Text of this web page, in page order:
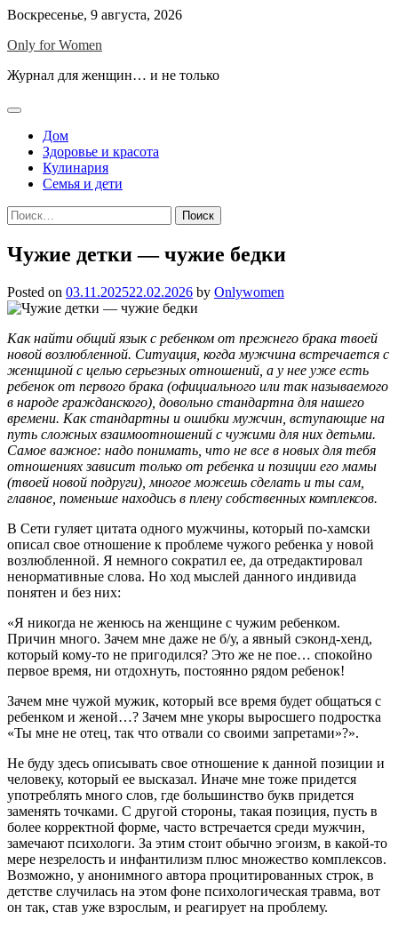
Skip
content
Воскресенье, 9 августа, 2026
Only for Women
Журнал для женщин… и не только
Дом
Здоровье и красота
Кулинария
Семья и дети
Найти:
Чужие детки — чужие бедки
Posted on 03.11.202522.02.2026 by Onlywomen
Как найти общий язык с ребенком от прежнего брака твоей
новой возлюбленной. Ситуация, когда мужчина встречается с
женщиной с целью серьезных отношений, а у нее уже есть
ребенок от первого брака (официального или так называемого
в народе гражданского), довольно стандартна для нашего
времени. Как стандартны и ошибки мужчин, вступающие на
путь сложных взаимоотношений с чужими для них детьми.
Самое важное: надо понимать, что не все в новых для тебя
отношениях зависит только от ребенка и позиции его мамы
(твоей новой подруги), многое можешь сделать и ты сам,
главное, поменьше находись в плену собственных комплексов.
В Сети гуляет цитата одного мужчины, который по-хамски
описал свое отношение к проблеме чужого ребенка у новой
возлюбленной. Я немного сократил ее, да отредактировал
ненормативные слова. Но ход мыслей данного индивида
понятен и без них:
«Я никогда не женюсь на женщине с чужим ребенком.
Причин много. Зачем мне даже не б/у, а явный сэконд-хенд,
который кому-то не пригодился? Это же не пое… спокойно
первое время, ни отдохнуть, постоянно рядом ребенок!
Зачем мне чужой мужик, который все время будет общаться с
ребенком и женой…? Зачем мне укоры выросшего подростка
«Ты мне не отец, так что отвали со своими запретами»?».
Не буду здесь описывать свое отношение к данной позиции и
человеку, который ее высказал. Иначе мне тоже придется
употреблять много слов, где большинство букв придется
заменять точками. С другой стороны, такая позиция, пусть в
более корректной форме, часто встречается среди мужчин,
замечают психологи. За этим стоит обычно эгоизм, в какой-то
мере незрелость и инфантилизм плюс множество комплексов.
Возможно, у анонимного автора процитированных строк, в
детстве случилась на этом фоне психологическая травма, вот
он так, став уже взрослым, и реагирует на проблему.